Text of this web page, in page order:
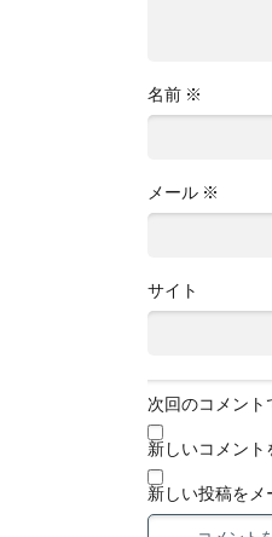
名前 ※
メール ※
サイト
次回のコメント
新しいコメント
新しい投稿をメ